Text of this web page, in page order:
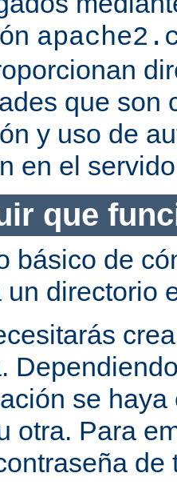
que son
y uso de
en el
que
básico de
directorio
se
otra. Para
de